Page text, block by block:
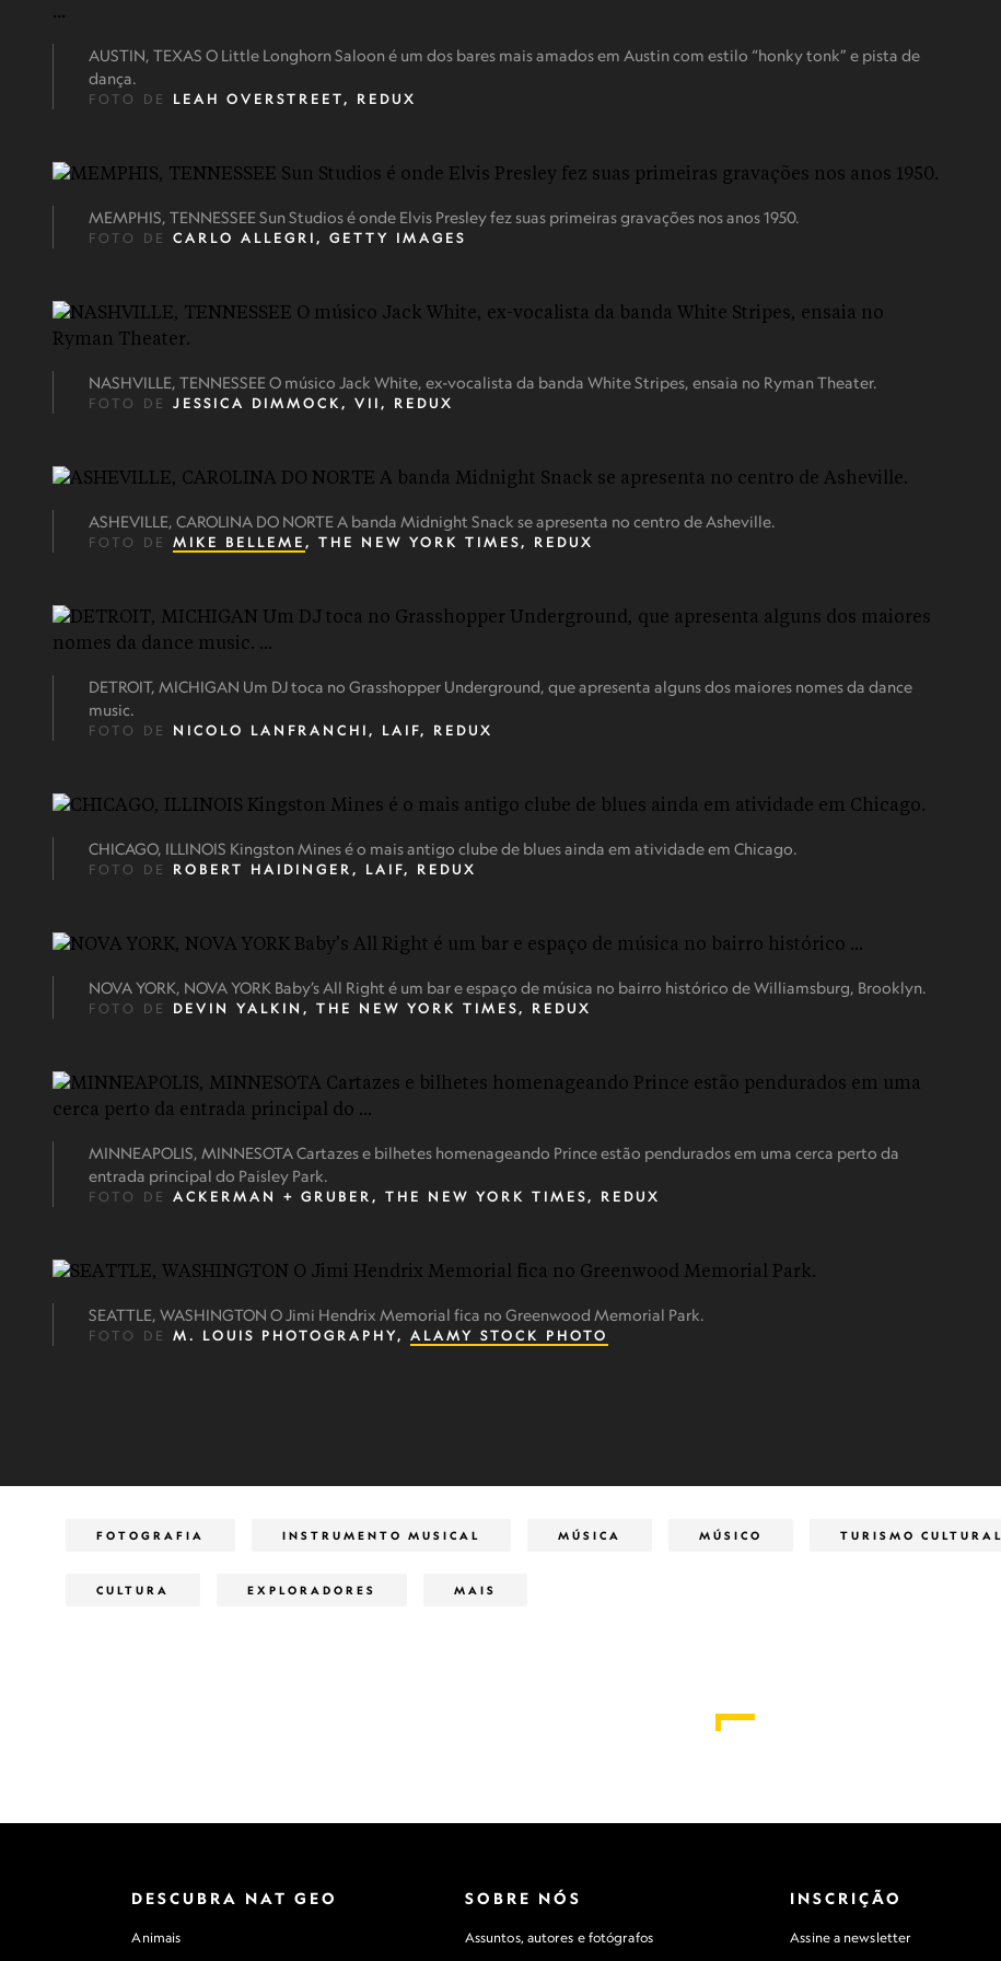
AUSTIN, TEXAS O Little Longhorn Saloon é um dos bares mais amados em Austin com estilo “honky tonk” e pista de
dança.
FOTO DE LEAH OVERSTREET, REDUX
MEMPHIS, TENNESSEE Sun Studios é onde Elvis Presley fez suas primeiras gravações nos anos 1950.
FOTO DE CARLO ALLEGRI, GETTY IMAGES
NASHVILLE, TENNESSEE O músico Jack White, ex-vocalista da banda White Stripes, ensaia no Ryman Theater.
FOTO DE JESSICA DIMMOCK, VII, REDUX
ASHEVILLE, CAROLINA DO NORTE A banda Midnight Snack se apresenta no centro de Asheville.
FOTO DE MIKE BELLEME , T​HE NEW YORK TIMES, REDUX
DETROIT, MICHIGAN Um DJ toca no Grasshopper Underground, que apresenta alguns dos maiores nomes da dance
music.
FOTO DE NICOLO LANFRANCHI, LAIF, REDUX
CHICAGO, ILLINOIS Kingston Mines é o mais antigo clube de blues ainda em atividade em Chicago.
FOTO DE ROBERT HAIDINGER, LAIF, REDUX
NOVA YORK, NOVA YORK Baby’s All Right é um bar e espaço de música no bairro histórico de Williamsburg, Brooklyn.
FOTO DE DEVIN YALKIN, T​HE NEW YORK TIMES, REDUX
MINNEAPOLIS, MINNESOTA Cartazes e bilhetes homenageando Prince estão pendurados em uma cerca perto da
entrada principal do Paisley Park.
FOTO DE ACKERMAN + GRUBER, T​HE NEW YORK TIMES, REDUX
SEATTLE, WASHINGTON O Jimi Hendrix Memorial fica no Greenwood Memorial Park.
FOTO DE M. LOUIS PHOTOGRAPHY, ALAMY STOCK PHOTO
FOTOGRAFIA INSTRUMENTO MUSICAL MÚSICA MÚSICO TURISMO CULTURAL
CULTURA EXPLORADORES MAIS
DESCUBRA NAT GEO
Animais
SOBRE NÓS
Assuntos, autores e fotógrafos
INSCRIÇÃO
Assine a newsletter